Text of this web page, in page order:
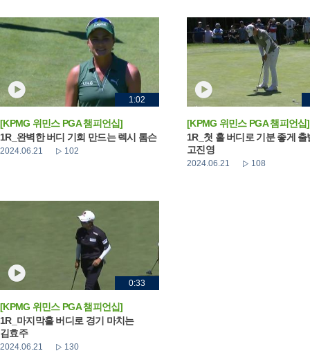
1:02
[KPMG 위민스 PGA 챔피언십]
1R_완벽한 버디 기회 만드는 렉시 톰슨
2024.06.21 102
[KPMG 위민스 PGA 챔피언십]
1R_첫 홀 버디로 기분 좋게 출
고진영
2024.06.21 108
0:33
[KPMG 위민스 PGA 챔피언십]
1R_마지막홀 버디로 경기 마치는
김효주
2024.06.21 130